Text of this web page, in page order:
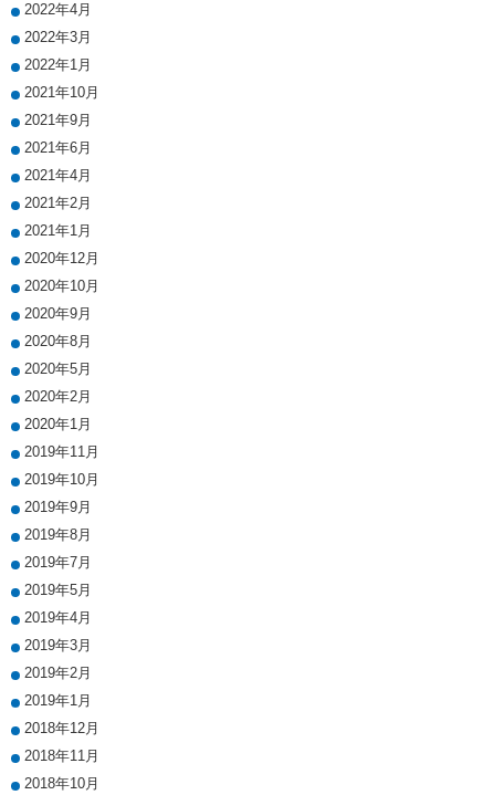
2022年4月
2022年3月
2022年1月
2021年10月
2021年9月
2021年6月
2021年4月
2021年2月
2021年1月
2020年12月
2020年10月
2020年9月
2020年8月
2020年5月
2020年2月
2020年1月
2019年11月
2019年10月
2019年9月
2019年8月
2019年7月
2019年5月
2019年4月
2019年3月
2019年2月
2019年1月
2018年12月
2018年11月
2018年10月